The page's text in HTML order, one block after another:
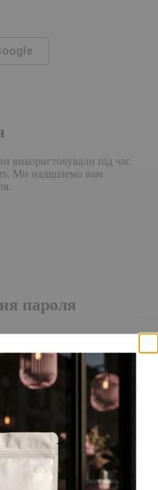
використовували під час
Ми надішлемо вам
пароля
пароля було надіслано на
до вашого облікового
зайняти кілька хвилин.
10 хвилин, перш ніж
за посиланням у листі,